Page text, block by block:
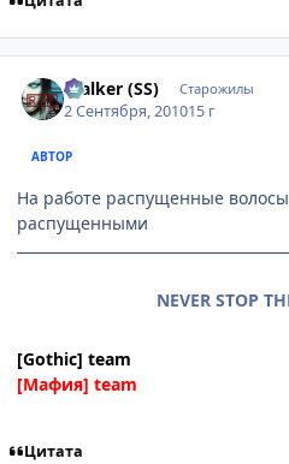
$talker (SS) Старожилы
2 Сентября, 201015 г
АВТОР
На работе распущенные
распущенными
NEVER STOP
[Gothic] team
[Мафия] team
Цитата